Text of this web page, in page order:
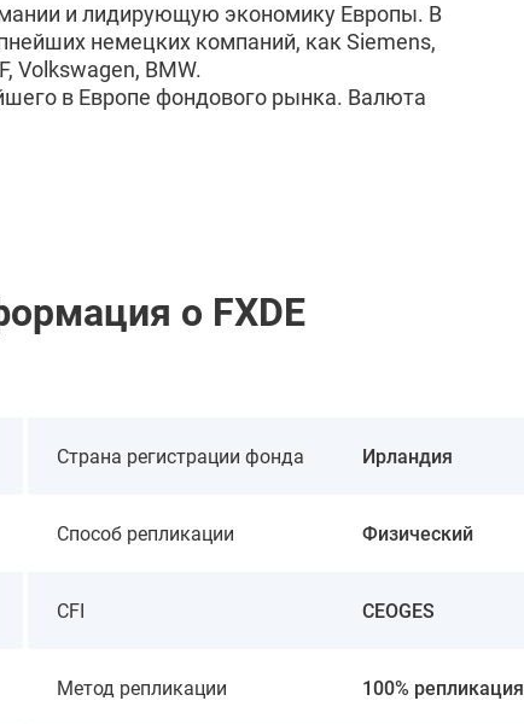
и лидирующую экономику Европы. В
немецких компаний, как Siemens,
Volkswagen, BMW.
в Европе фондового рынка. Валюта
о FXDE
Страна регистрации фонда Ирландия
Способ репликации Физический
CFI CEOGES
Метод репликации 100% репликация